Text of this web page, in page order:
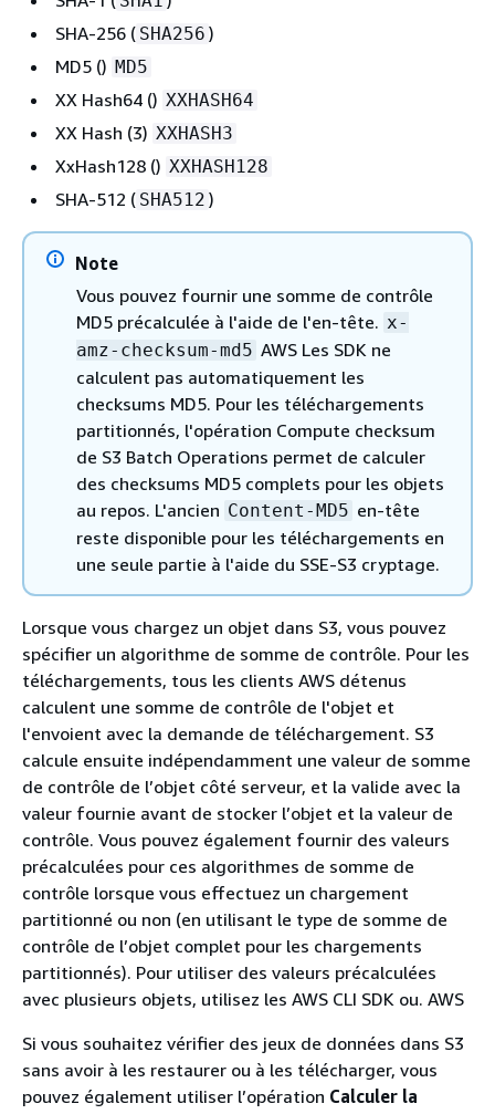
SHA-256 ( SHA256 )
MD5 () MD5
XX Hash64 () XXHASH64
XX Hash (3) XXHASH3
XxHash128 () XXHASH128
SHA-512 ( SHA512 )
Note
Vous pouvez fournir une somme de contrôle
MD5 précalculée à l'aide de l'en-tête. x-
amz-checksum-md5 AWS Les SDK ne
calculent pas automatiquement les
checksums MD5. Pour les téléchargements
partitionnés, l'opération Compute checksum
de S3 Batch Operations permet de calculer
des checksums MD5 complets pour les objets
au repos. L'ancien Content-MD5 en-tête
reste disponible pour les téléchargements en
une seule partie à l'aide du SSE-S3 cryptage.
Lorsque vous chargez un objet dans S3, vous pouvez
spécifier un algorithme de somme de contrôle. Pour les
téléchargements, tous les clients AWS détenus
calculent une somme de contrôle de l'objet et
l'envoient avec la demande de téléchargement. S3
calcule ensuite indépendamment une valeur de somme
de contrôle de l’objet côté serveur, et la valide avec la
valeur fournie avant de stocker l’objet et la valeur de
contrôle. Vous pouvez également fournir des valeurs
précalculées pour ces algorithmes de somme de
contrôle lorsque vous effectuez un chargement
partitionné ou non (en utilisant le type de somme de
contrôle de l’objet complet pour les chargements
partitionnés). Pour utiliser des valeurs précalculées
avec plusieurs objets, utilisez les AWS CLI SDK ou. AWS
Si vous souhaitez vérifier des jeux de données dans S3
sans avoir à les restaurer ou à les télécharger, vous
pouvez également utiliser l’opération Calculer la